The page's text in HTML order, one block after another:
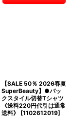
【SALE 50％ 2026春夏
SuperBeauty】●バッ
クスタイル切替Tシャツ
《送料220円代引は通常
送料》
[1102612019]